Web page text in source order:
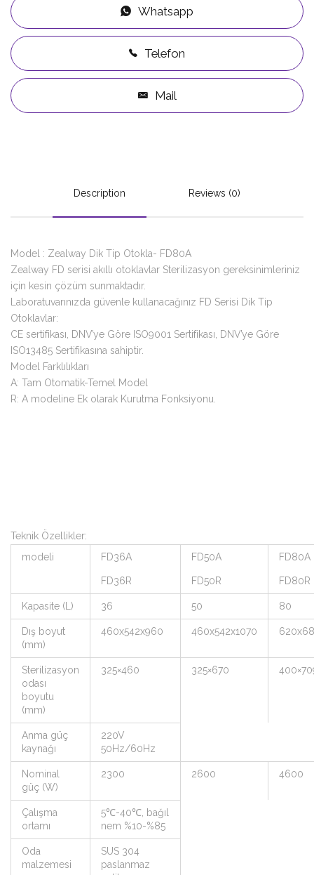
Whatsapp
Telefon
Mail
Description Reviews (0)
Model : Zealway Dik Tip Otokla- FD80A
Zealway FD serisi akıllı otoklavlar Sterilizasyon gereksinimleriniz
için kesin çözüm sunmaktadır.
Laboratuvarınızda güvenle kullanacağınız FD Serisi Dik Tip
Otoklavlar:
CE sertifikası, DNV’ye Göre ISO9001 Sertifikası, DNV’ye Göre
ISO13485 Sertifikasına sahiptir.
Model Farklılıkları
A: Tam Otomatik-Temel Model
R: A modeline Ek olarak Kurutma Fonksiyonu.
Teknik Özellikler:
modeli
FD36A
FD36R
FD50A
FD50R
FD80A
FD80R
Kapasite (L) 36 50 80
Dış boyut
(mm)
460x542x960 460x542x1070
Sterilizasyon
odası
boyutu
(mm)
325×460 325×670
Anma güç
kaynağı
220V
50Hz/60Hz
Nominal
güç (W)
2300 2600 4600
Çalışma
ortamı
5℃-40℃, bağıl
nem %10-%85
Oda
malzemesi
SUS 304
paslanmaz